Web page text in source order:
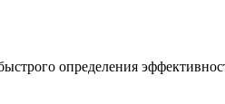
определения